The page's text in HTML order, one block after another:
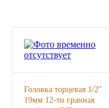
MOZER
Головка торцевая 1/2"
19мм 12-ти гранная